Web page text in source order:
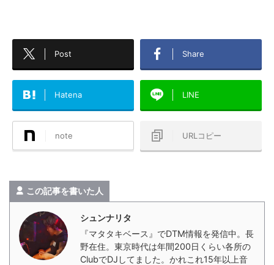
Post Share
Hatena LINE
note URLコピー
この記事を書いた人
シュンナリタ
『マタタキベース』でDTM情報を発信中。長
野在住。東京時代は年間200日くらい各所の
ClubでDJしてました。かれこれ15年以上音